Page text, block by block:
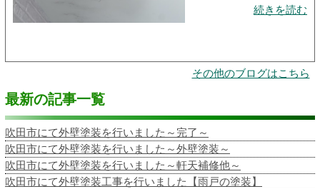
続きを読む
その他のブログはこちら
最新の記事一覧
吹田市にて外壁塗装を行いました～完了～
吹田市にて外壁塗装を行いました～外壁塗装～
吹田市にて外壁塗装を行いました～軒天補修他～
吹田市にて外壁塗装工事を行いました【雨戸の塗装】